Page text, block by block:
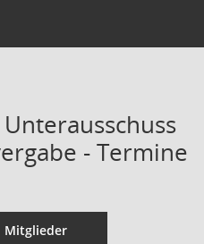
- Termine
Mitglieder